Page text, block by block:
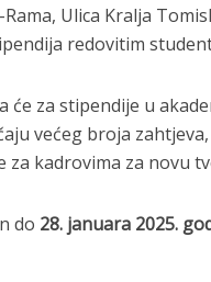
Ulica Kralja
redovitim
će za stipendije u
većeg broja
kadrovima za novu
do 28. januara 2025.